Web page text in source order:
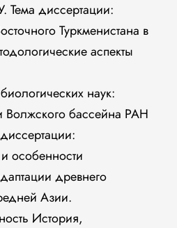
Тема диссертации:
Туркменистана в
аспекты
наук:
Волжского бассейна РАН
особенности
древнего
Азии.
История,